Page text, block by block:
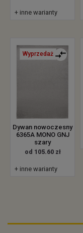
+ inne warianty
Wyprzedaż
Dywan nowoczesny
6365A MONO GNJ
szary
od 105.60 zł
+ inne warianty